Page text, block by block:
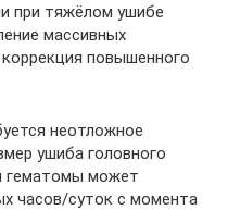
при тяжёлом ушибе
массивных
повышенного
неотложное
ушиба головного
гематомы может
часов/суток с момента